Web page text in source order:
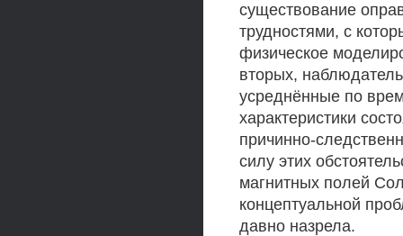
существование
трудностями, с
физическое
вторых,
усреднённые по
характеристики
причинно-
силу этих
магнитных полей
концептуальной
давно назрела.